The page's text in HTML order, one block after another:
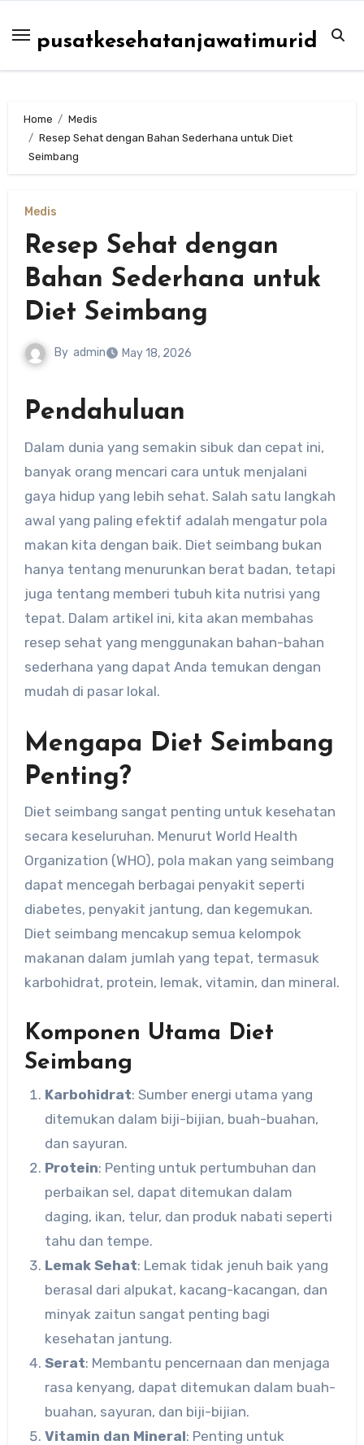
content
pusatkesehatanjawatimurid
Home
Medis
Resep Sehat dengan Bahan Sederhana untuk Diet
Seimbang
Medis
Resep Sehat dengan
Bahan Sederhana untuk
Diet Seimbang
By admin May 18, 2026
Pendahuluan
Dalam dunia yang semakin sibuk dan cepat ini,
banyak orang mencari cara untuk menjalani
gaya hidup yang lebih sehat. Salah satu langkah
awal yang paling efektif adalah mengatur pola
makan kita dengan baik. Diet seimbang bukan
hanya tentang menurunkan berat badan, tetapi
juga tentang memberi tubuh kita nutrisi yang
tepat. Dalam artikel ini, kita akan membahas
resep sehat yang menggunakan bahan-bahan
sederhana yang dapat Anda temukan dengan
mudah di pasar lokal.
Mengapa Diet Seimbang
Penting?
Diet seimbang sangat penting untuk kesehatan
secara keseluruhan. Menurut World Health
Organization (WHO), pola makan yang seimbang
dapat mencegah berbagai penyakit seperti
diabetes, penyakit jantung, dan kegemukan.
Diet seimbang mencakup semua kelompok
makanan dalam jumlah yang tepat, termasuk
karbohidrat, protein, lemak, vitamin, dan mineral.
Komponen Utama Diet
Seimbang
Karbohidrat: Sumber energi utama yang
ditemukan dalam biji-bijian, buah-buahan,
dan sayuran.
Protein: Penting untuk pertumbuhan dan
perbaikan sel, dapat ditemukan dalam
daging, ikan, telur, dan produk nabati seperti
tahu dan tempe.
Lemak Sehat: Lemak tidak jenuh baik yang
berasal dari alpukat, kacang-kacangan, dan
minyak zaitun sangat penting bagi
kesehatan jantung.
Serat: Membantu pencernaan dan menjaga
rasa kenyang, dapat ditemukan dalam buah-
buahan, sayuran, dan biji-bijian.
Vitamin dan Mineral: Penting untuk